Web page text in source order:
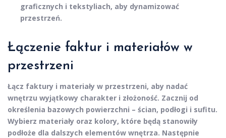
graficznych i tekstyliach, aby dynamizować
przestrzeń.
Łączenie faktur i materiałów w
przestrzeni
Łącz faktury i materiały w przestrzeni, aby nadać
wnętrzu wyjątkowy charakter i złożoność. Zacznij od
określenia bazowych powierzchni – ścian, podłogi i sufitu.
Wybierz materiały oraz kolory, które będą stanowiły
podłoże dla dalszych elementów wnętrza. Następnie